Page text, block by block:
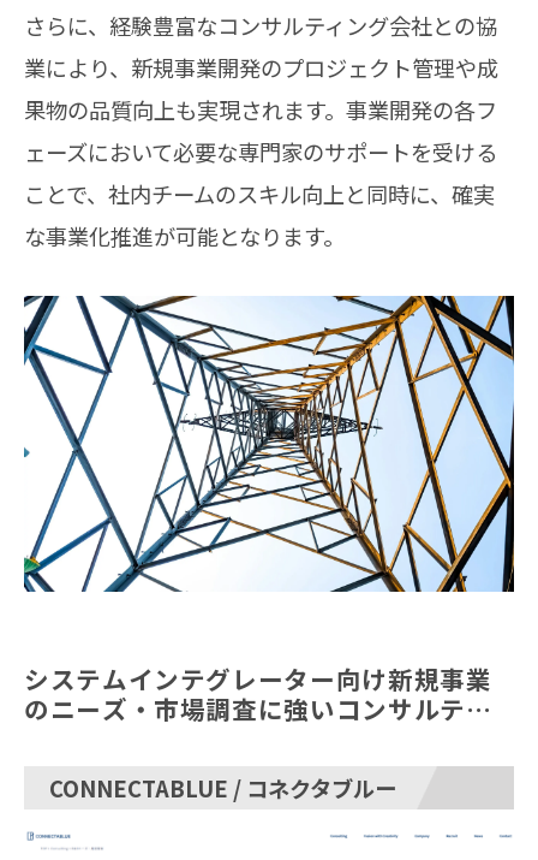
さらに、経験豊富なコンサルティング会社との協
業により、新規事業開発のプロジェクト管理や成
果物の品質向上も実現されます。事業開発の各フ
ェーズにおいて必要な専門家のサポートを受ける
ことで、社内チームのスキル向上と同時に、確実
な事業化推進が可能となります。
システムインテグレーター向け新規事業
のニーズ・市場調査に強いコンサルティ
CONNECTABLUE / コネクタブルー